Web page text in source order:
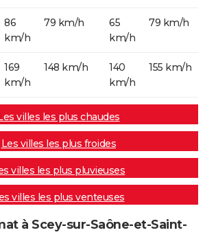
86
km/h
79 km/h
65
km/h
79 km/h
169
km/h
148 km/h
140
km/h
155 km/h
villes les plus chaudes
Les villes les plus froides
villes les plus pluvieuses
villes les plus venteuses
à Scey-sur-Saône-et-Saint-